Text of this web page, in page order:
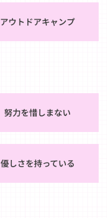
アウトドアキャンプ
努力を惜しまない
優しさを持っている